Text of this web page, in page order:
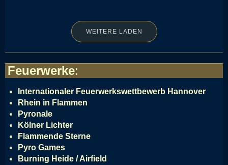
WEITERE LADEN
Feuerwerke:
Internationaler Feuerwerkswettbewerb Hannover
Rhein in Flammen
Pyronale
Kölner Lichter
Flammende Sterne
Pyro Games
Burning Heide / Airfield